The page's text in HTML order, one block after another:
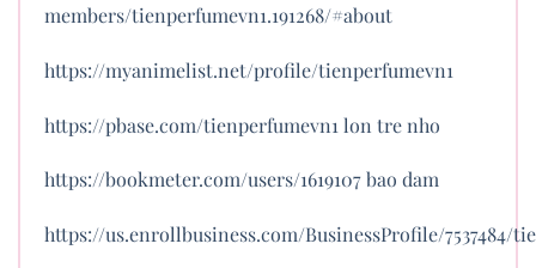
members/tienperfumevn1.191268/#about
https://myanimelist.net/profile/tienperfumevn1
https://pbase.com/tienperfumevn1 lon tre nho
https://bookmeter.com/users/1619107bao dam
https://us.enrollbusiness.com/BusinessProfile/7537484/